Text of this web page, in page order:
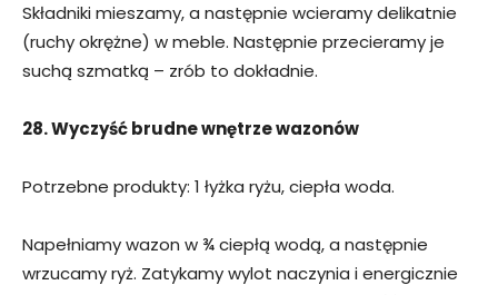
Składniki mieszamy, a następnie wcieramy delikatnie
(ruchy okrężne) w meble. Następnie przecieramy je
suchą szmatką – zrób to dokładnie.
28. Wyczyść brudne wnętrze wazonów
Potrzebne produkty: 1 łyżka ryżu, ciepła woda.
Napełniamy wazon w ¾ ciepłą wodą, a następnie
wrzucamy ryż. Zatykamy wylot naczynia i energicznie